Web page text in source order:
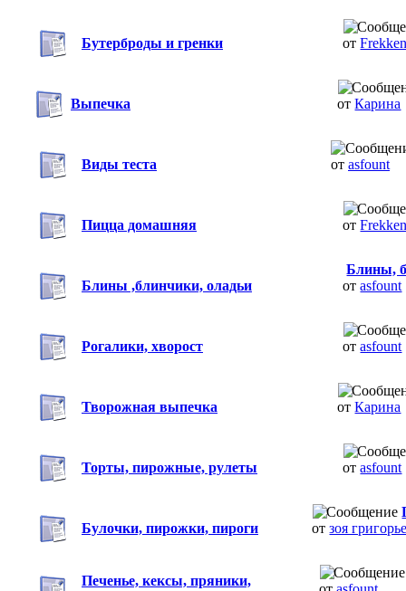
Бутерброды и гренки от
Выпечка отКарина
Виды теста от asfount
Пицца домашняя от
Блины ,блинчики, оладьи
Блины,
отasfount
Рогалики, хворост отasfount
Творожная выпечка отКарина
Торты, пирожные, рулеты отasfount
Булочки, пирожки, пироги
отзоя
Печенье, кексы, пряники,